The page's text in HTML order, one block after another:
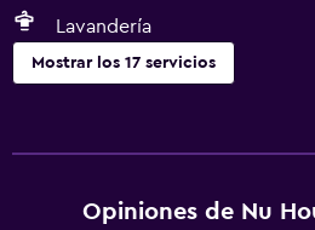
Lavandería
Mostrar los 17 servicios
Servicio de habitaciones
Opiniones de Nu